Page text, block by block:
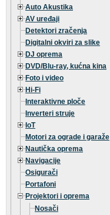
Auto Akustika
AV uređaji
Detektori zračenja
Digitalni okviri za slike
DJ oprema
DVD/Blu-ray, kućna kina
Foto i video
Hi-Fi
Interaktivne ploče
Inverteri struje
IoT
Motori za ograde i garaže
Nautička oprema
Navigacije
Osigurači
Portafoni
Projektori i oprema
Nosači